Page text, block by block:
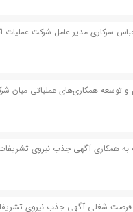
سرکاری مدیر عامل شرکت عملیات
و توسعه همکاری‌های عملیاتی میان
همکاری آگهی جذب نیروی
فرصت شغلی آگهی جذب نیروی